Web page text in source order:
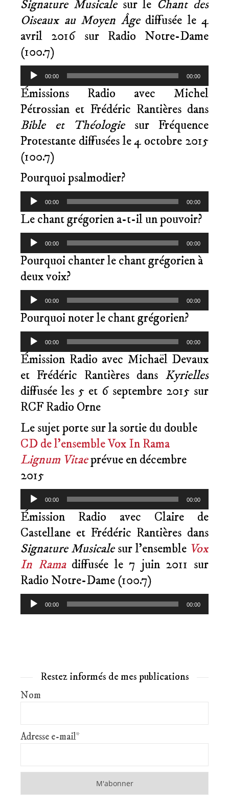
Signature Musicalesur le Chant des
Oiseaux au Moyen Âgediffusée le 4
avril 2016 sur Radio Notre-Dame
(100.7)
Lecteur
audio
00:00 00:00
Émissions Radio avec Michel
Pétrossian et Frédéric Rantières dans
Bible et Théologiesur Fréquence
Protestante diffusées le 4 octobre 2015
(100.7)
Pourquoi psalmodier?
Lecteur
audio
00:00 00:00
Le chant grégorien a-t-il un pouvoir?
Lecteur
audio
00:00 00:00
Pourquoi chanter le chant grégorien à
deux voix?
Lecteur
audio
00:00 00:00
Pourquoi noter le chant grégorien?
Lecteur
audio
00:00 00:00
Émission Radio avec Michaël Devaux
et Frédéric Rantières dans Kyrielles
diffusée les 5 et 6 septembre 2015 sur
RCF Radio Orne
Le sujet porte sur la sortie du double
CD de l’ensemble Vox In Rama
Lignum Vitaeprévue en décembre
2015
Lecteur
audio
00:00 00:00
Émission Radio avec Claire de
Castellane et Frédéric Rantières dans
Signature Musicalesur l’ensemble Vox
In Ramadiffusée le 7 juin 2011 sur
Radio Notre-Dame (100.7)
Lecteur
audio
00:00 00:00
Restez informés de mes publications
Nom
Adresse e-mail*